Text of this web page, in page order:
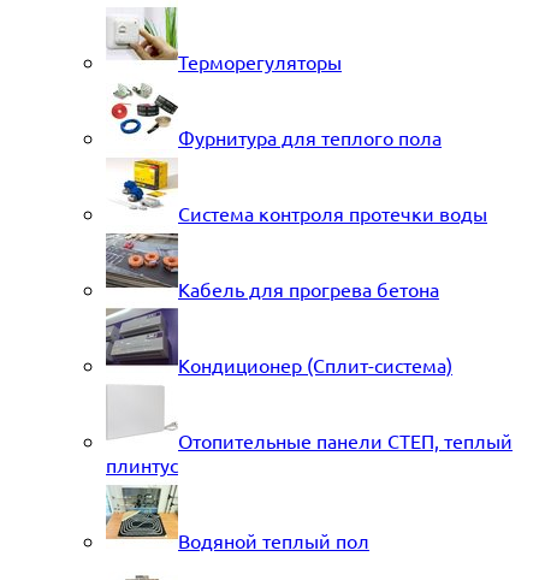
Терморегуляторы
Фурнитура для теплого пола
Система контроля протечки воды
Кабель для прогрева бетона
Кондиционер (Сплит-система)
Отопительные панели СТЕП, теплый
плинтус
Водяной теплый пол